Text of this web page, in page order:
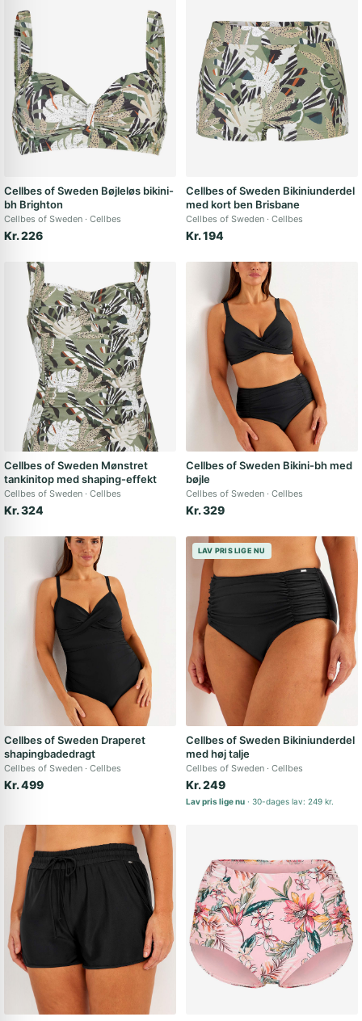
Cellbes of Sweden Bøjleløs bikini-
bh Brighton
Cellbes of Sweden Cellbes
Kr. 226
Cellbes of Sweden Bikiniunderdel
med kort ben Brisbane
Cellbes of Sweden Cellbes
Kr. 194
Cellbes of Sweden Mønstret
tankinitop med shaping-effekt
Cellbes of Sweden Cellbes
Kr. 324
Cellbes of Sweden Bikini-bh med
bøjle
Cellbes of Sweden Cellbes
Kr. 329
Cellbes of Sweden Draperet
shapingbadedragt
Cellbes of Sweden Cellbes
Kr. 499
LAV PRIS LIGE NU
Cellbes of Sweden Bikiniunderdel
med høj talje
Cellbes of Sweden Cellbes
Kr. 249
Lav pris lige nu 30-dages lav: 249 kr.